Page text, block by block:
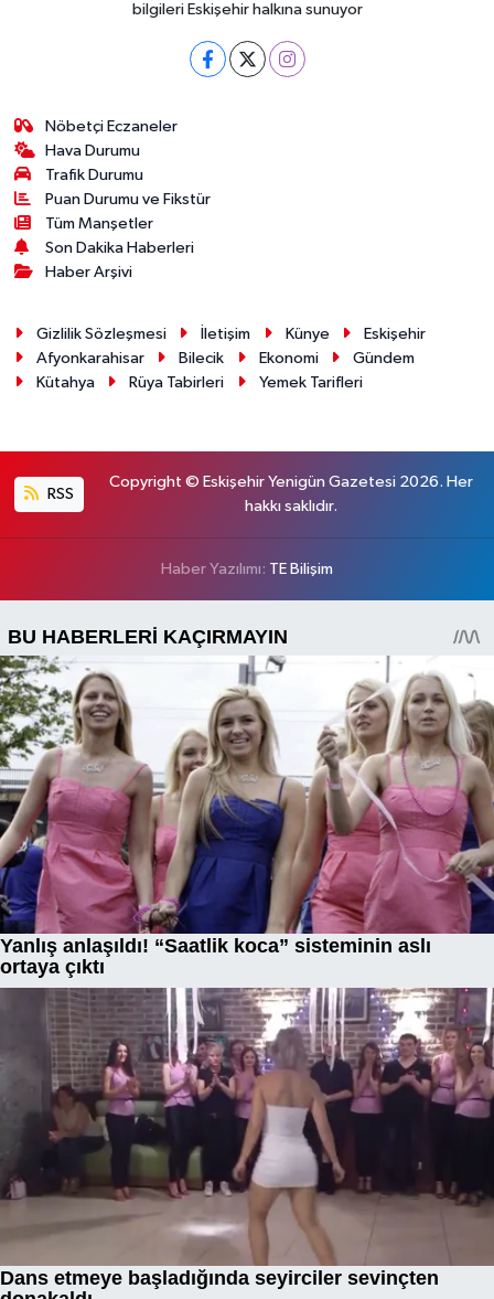
bilgileri Eskişehir halkına sunuyor
Nöbetçi Eczaneler
Hava Durumu
Trafik Durumu
Puan Durumu ve Fikstür
Tüm Manşetler
Son Dakika Haberleri
Haber Arşivi
Gizlilik Sözleşmesi İletişim Künye
Eskişehir
Afyonkarahisar
Bilecik Ekonomi
Gündem
Kütahya
Rüya Tabirleri Yemek Tarifleri
RSS
Copyright © Eskişehir Yenigün Gazetesi 2026. Her
hakkı saklıdır.
Haber Yazılımı: TE Bilişim